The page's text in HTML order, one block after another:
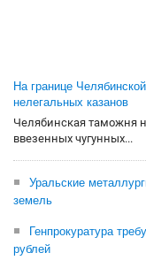
На границе
нелегальных казанов
Челябинская таможня
ввезенных чугунных...
Уральские
земель
Генпрокуратура
рублей